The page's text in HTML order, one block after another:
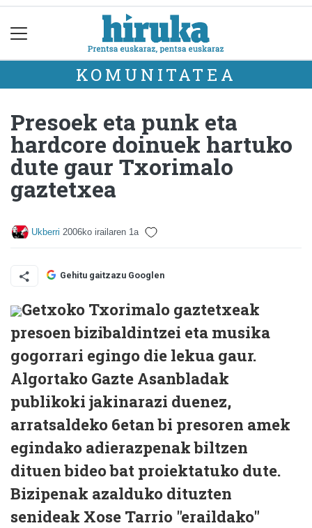
KOMUNITATEA
Presoek eta punk eta
hardcore doinuek hartuko
dute gaur Txorimalo
gaztetxea
Ukberri 2006ko irailaren 1a
Gehitu gaitzazu Googlen
Getxoko Txorimalo gaztetxeak
presoen bizibaldintzei eta musika
gogorrari egingo die lekua gaur.
Algortako Gazte Asanbladak
publikoki jakinarazi duenez,
arratsaldeko 6etan bi presoren amek
egindako adierazpenak biltzen
dituen bideo bat proiektatuko dute.
Bizipenak azalduko dituzten
senideak Xose Tarrio "eraildako"